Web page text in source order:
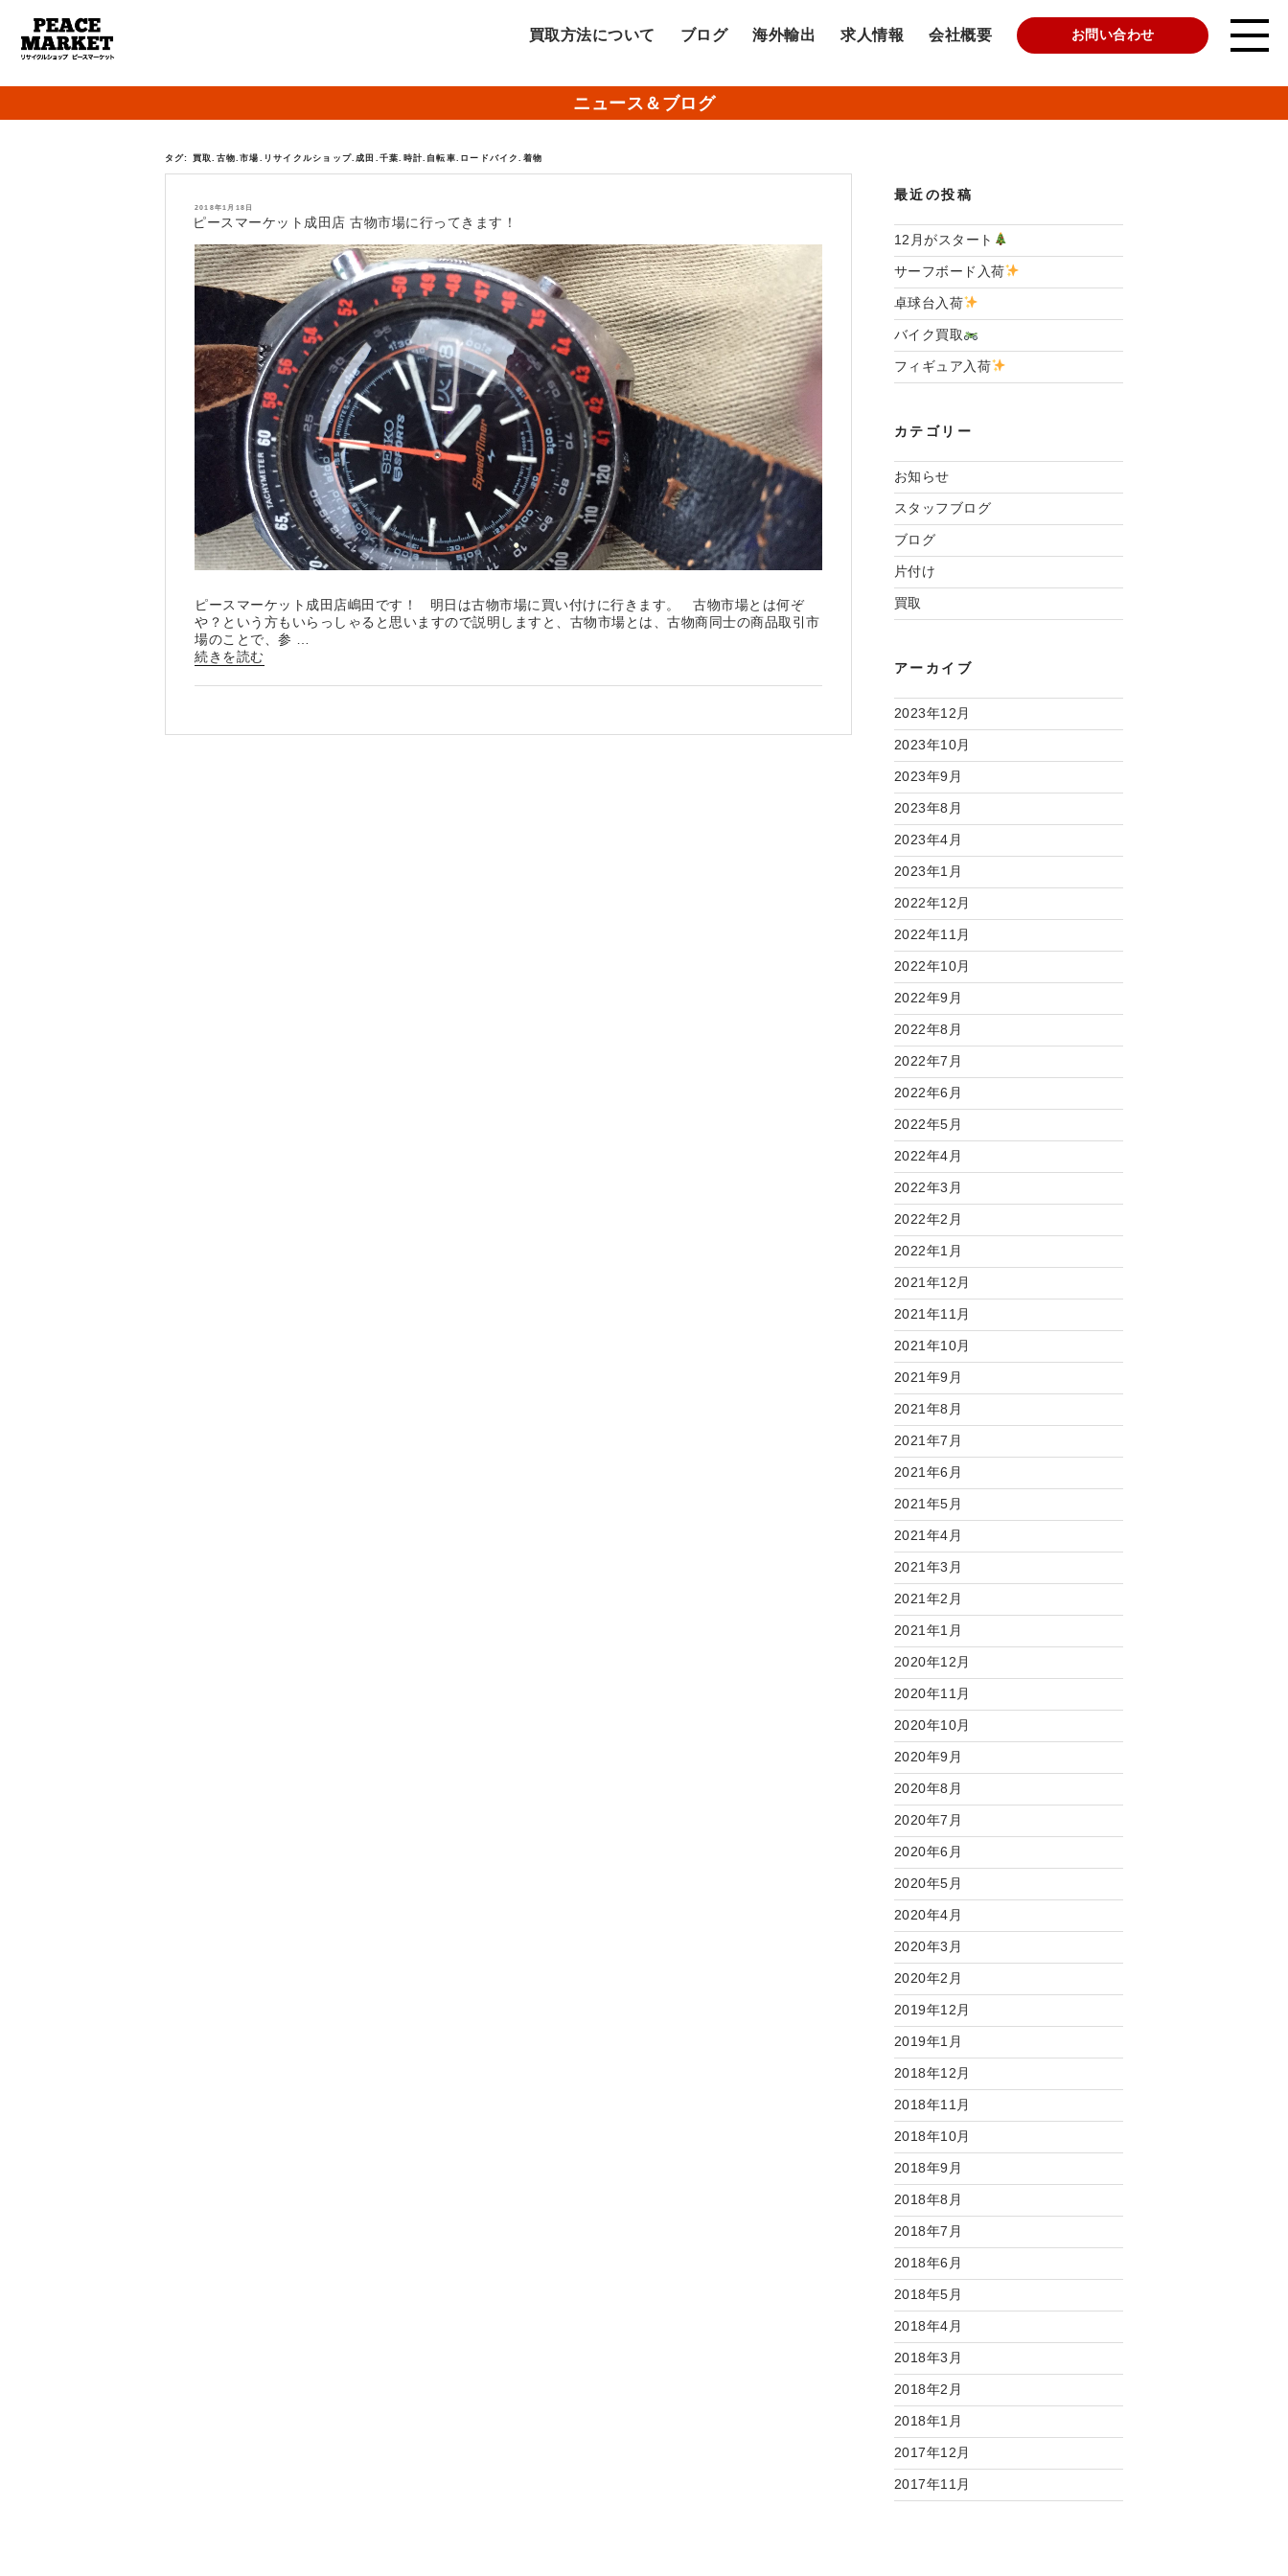
買取方法について ブログ 海外輸出 求人情報 会社概要 お問い合わせ
ニュース＆ブログ
タグ: 買取.古物.市場.リサイクルショップ.成田.千葉.時計.自転車.ロードバイク.着物
投
日:
2018年1月18日
ピースマーケット成田店 古物市場に行ってきます！
ピースマーケット成田店嶋田です！ 明日は古物市場に買い付けに行きます。 古物市場とは何ぞ
や？という方もいらっしゃると思いますので説明しますと、古物市場とは、古物商同士の商品取引市
場のことで、参 …
“ピ
ス
続きを読む
最近の投稿
12月がスタート
サーフボード入荷
卓球台入荷
バイク買取
フィギュア入荷
カテゴリー
お知らせ
スタッフブログ
ブログ
片付け
買取
アーカイブ
2023年12月
2023年10月
2023年9月
2023年8月
2023年4月
2023年1月
2022年12月
2022年11月
2022年10月
2022年9月
2022年8月
2022年7月
2022年6月
2022年5月
2022年4月
2022年3月
2022年2月
2022年1月
2021年12月
2021年11月
2021年10月
2021年9月
2021年8月
2021年7月
2021年6月
2021年5月
2021年4月
2021年3月
2021年2月
2021年1月
2020年12月
2020年11月
2020年10月
2020年9月
2020年8月
2020年7月
2020年6月
2020年5月
2020年4月
2020年3月
2020年2月
2019年12月
2019年1月
2018年12月
2018年11月
2018年10月
2018年9月
2018年8月
2018年7月
2018年6月
2018年5月
2018年4月
2018年3月
2018年2月
2018年1月
2017年12月
2017年11月